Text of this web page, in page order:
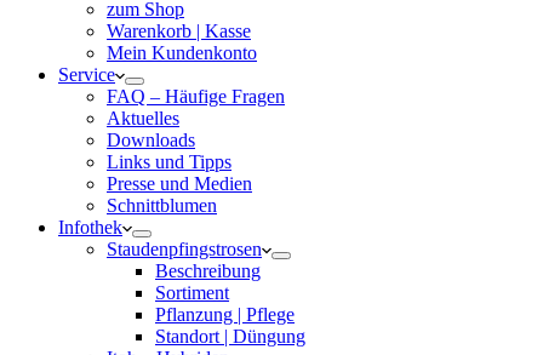
zum Shop
Warenkorb | Kasse
Mein Kundenkonto
Service
FAQ – Häufige Fragen
Aktuelles
Downloads
Links und Tipps
Presse und Medien
Schnittblumen
Infothek
Staudenpfingstrosen
Beschreibung
Sortiment
Pflanzung | Pflege
Standort | Düngung